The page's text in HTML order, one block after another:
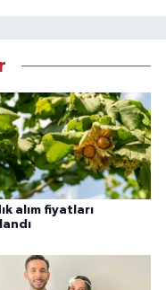
alım fiyatları